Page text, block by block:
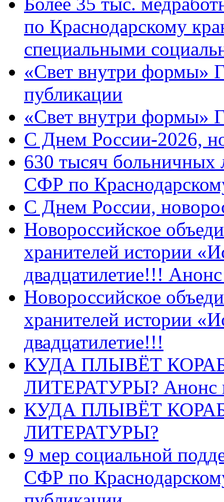
по Краснодарскому
специальными
«Свет внутри формы»
публикации
«Свет внутри формы»
C Днем России-2026,
630 тысяч больничных
СФР по
C Днем России,
Новороссийское
хранителей истории
двадцатилетие!!!
Новороссийское
хранителей истории
двадцатилетие!!!
КУДА ПЛЫВЁТ
ЛИТЕРАТУРЫ? Анонс
КУДА ПЛЫВЁТ
ЛИТЕРАТУРЫ?
9 мер социальной
СФР по